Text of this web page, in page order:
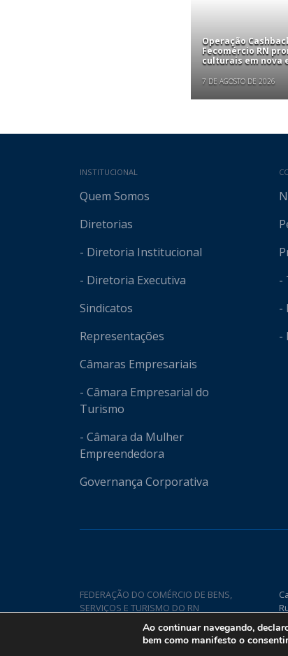
Operação
Fecomércio RN
culturais em nova
7 DE AGOSTO DE 2026
Mapa do
INSTITUCIONAL
Quem Somos
Diretorias
- Diretoria Institucional
- Diretoria Executiva
Sindicatos
Representações
Câmaras Empresariais
- Câmara Empresarial do
Turismo
- Câmara da Mulher
Empreendedora
Governança Corporativa
-
-
-
FEDERAÇÃO DO COMÉRCIO DE BENS,
SERVIÇOS E TURISMO DO RN
Ao continuar navegando,
bem como manifesto o